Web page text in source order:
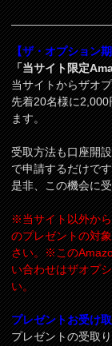
【ザ・オプション
「当サイト限定
当サイトからザオ
先着20名様に
ます。
受取方法も口座開
で申請するだけで
是非、この機会に
※当サイト以外か
のプレゼントの対
さい。※この
い合わせはザオプ
い。
プレゼントお受け
プレゼントの受取